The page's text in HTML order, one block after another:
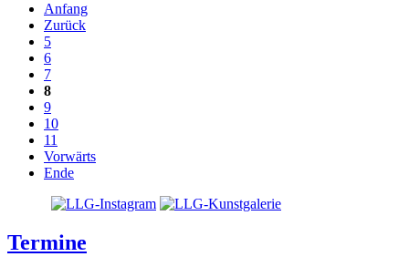
Anfang
Zurück
5
6
7
8
9
10
11
Vorwärts
Ende
Termine